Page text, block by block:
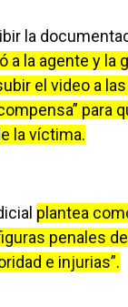
la
a la agente y la
el video a
para
la víctima.
plantea
penales
e injurias”.